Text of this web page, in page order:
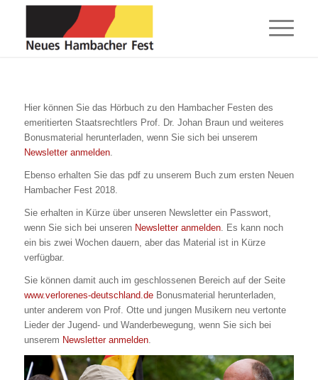
Hier können Sie das Hörbuch zu den Hambacher Festen des
emeritierten Staatsrechtlers Prof. Dr. Johan Braun und weiteres
Bonusmaterial herunterladen, wenn Sie sich bei unserem
Newsletter anmelden.
Ebenso erhalten Sie das pdf zu unserem Buch zum ersten Neuen
Hambacher Fest 2018.
Sie erhalten in Kürze über unseren Newsletter ein Passwort,
wenn Sie sich bei unseren Newsletter anmelden. Es kann noch
ein bis zwei Wochen dauern, aber das Material ist in Kürze
verfügbar.
Sie können damit auch im geschlossenen Bereich auf der Seite
www.verlorenes-deutschland.deBonusmaterial herunterladen,
unter anderem von Prof. Otte und jungen Musikern neu vertonte
Lieder der Jugend- und Wanderbewegung, wenn Sie sich bei
unserem Newsletter anmelden.